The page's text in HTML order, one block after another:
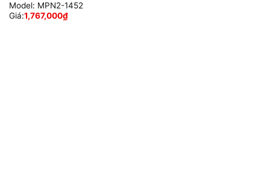
Model: MPN2-1452
Giá:1,767,000₫